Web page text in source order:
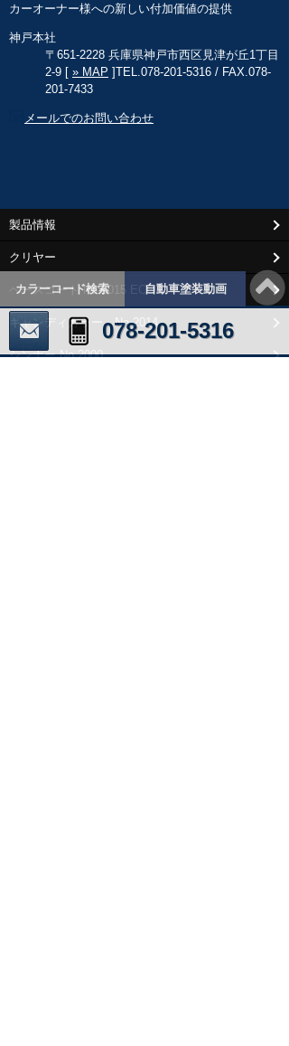
カーオーナー様への新しい付加価値の提供
神戸本社
〒651-2228 兵庫県神戸市西区見津が丘1丁目
2-9 [ » MAP ]TEL.078-201-5316 / FAX.078-
201-7433
メールでのお問い合わせ
製品情報
クリヤー
ベースコート No.2015 ECO
キャンディカラー No.2014
シンナー No.2000
078-201-5316
カラーコード検索 自動車塗装動画